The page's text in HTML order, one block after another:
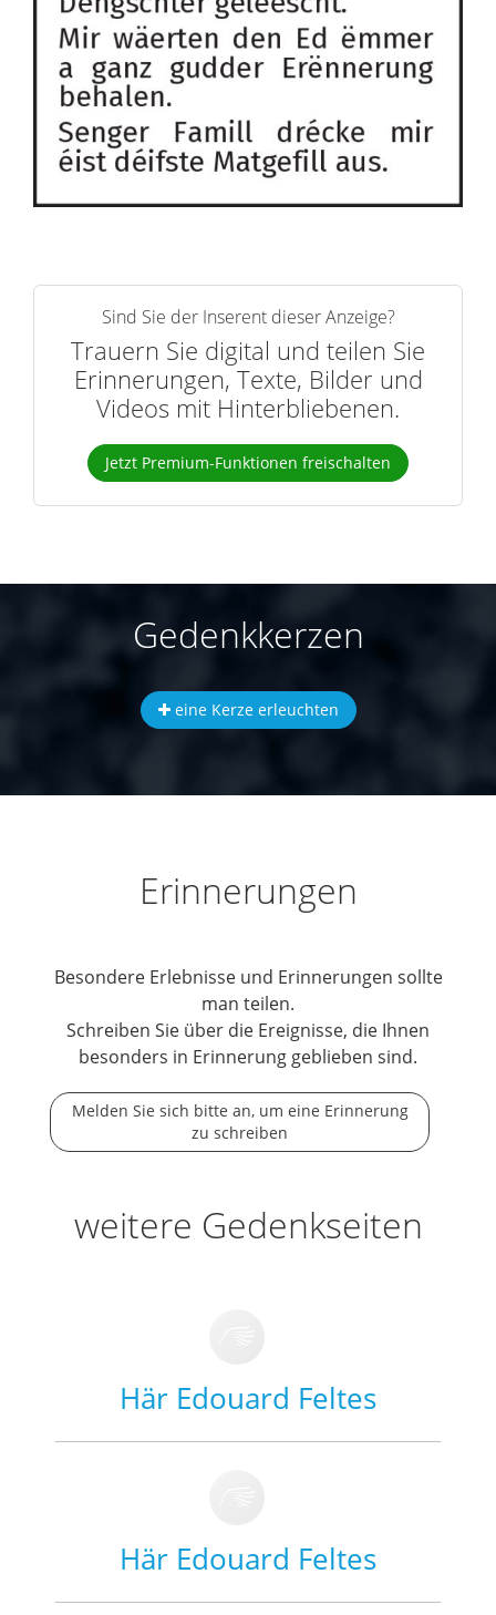
Sind Sie der Inserent dieser Anzeige?
Trauern Sie digital und teilen Sie
Erinnerungen, Texte, Bilder und
Videos mit Hinterbliebenen.
Jetzt Premium-Funktionen freischalten
Gedenkkerzen
eine Kerze erleuchten
Erinnerungen
Besondere Erlebnisse und Erinnerungen sollte
man teilen.
Schreiben Sie über die Ereignisse, die Ihnen
besonders in Erinnerung geblieben sind.
Melden Sie sich bitte an, um eine Erinnerung
zu schreiben
weitere Gedenkseiten
Här Edouard Feltes
Här Edouard Feltes